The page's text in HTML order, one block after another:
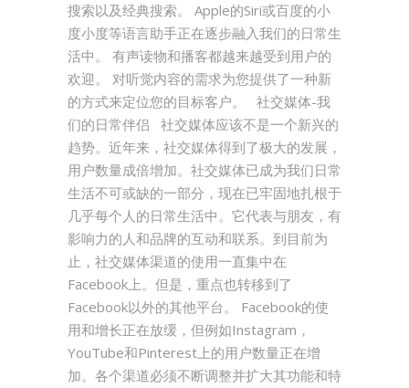
搜索以及经典搜索。 Apple的Siri或百度的小
度小度等语言助手正在逐步融入我们的日常生
活中。 有声读物和播客都越来越受到用户的
欢迎。 对听觉内容的需求为您提供了一种新
的方式来定位您的目标客户。 社交媒体-我
们的日常伴侣 社交媒体应该不是一个新兴的
趋势。近年来，社交媒体得到了极大的发展，
用户数量成倍增加。社交媒体已成为我们日常
生活不可或缺的一部分，现在已牢固地扎根于
几乎每个人的日常生活中。它代表与朋友，有
影响力的人和品牌的互动和联系。到目前为
止，社交媒体渠道的使用一直集中在
Facebook上。但是，重点也转移到了
Facebook以外的其他平台。 Facebook的使
用和增长正在放缓，但例如Instagram，
YouTube和Pinterest上的用户数量正在增
加。各个渠道必须不断调整并扩大其功能和特